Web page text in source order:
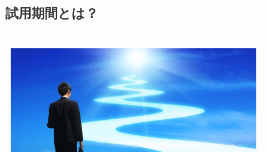
試用期間とは？